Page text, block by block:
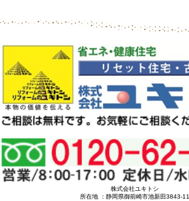
株式会社ユキトシ
所在地 ：静岡県御前崎市池新田3843-11